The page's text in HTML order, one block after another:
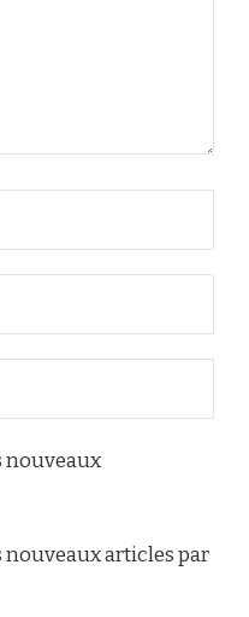
nouveaux
nouveaux articles par